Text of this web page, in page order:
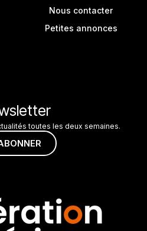
Nous contacter
Petites annonces
toutes les deux semaines.